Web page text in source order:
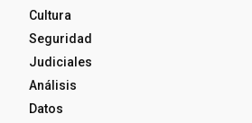
Cultura
Seguridad
Judiciales
Análisis
Datos